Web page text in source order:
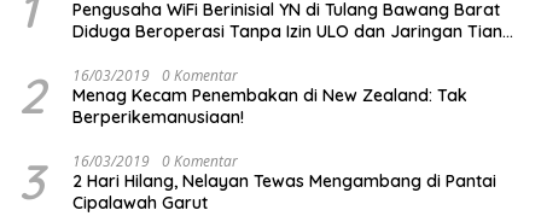
Pengusaha WiFi Berinisial YN di Tulang Bawang Barat
Diduga Beroperasi Tanpa Izin ULO dan Jaringan Tiang
2 16/03/2019 0 Komentar
Menag Kecam Penembakan di New Zealand: Tak
Berperikemanusiaan!
3 16/03/2019 0 Komentar
2 Hari Hilang, Nelayan Tewas Mengambang di Pantai
Cipalawah Garut